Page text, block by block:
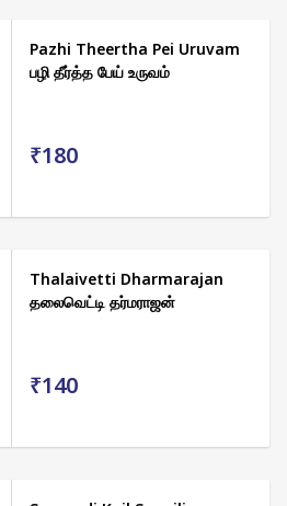
Pazhi Theertha Pei Uruvam
பழி தீர்த்த பேய் உருவம்
₹180
Thalaivetti Dharmarajan
தலைவெட்டி தர்மராஜன்
₹140